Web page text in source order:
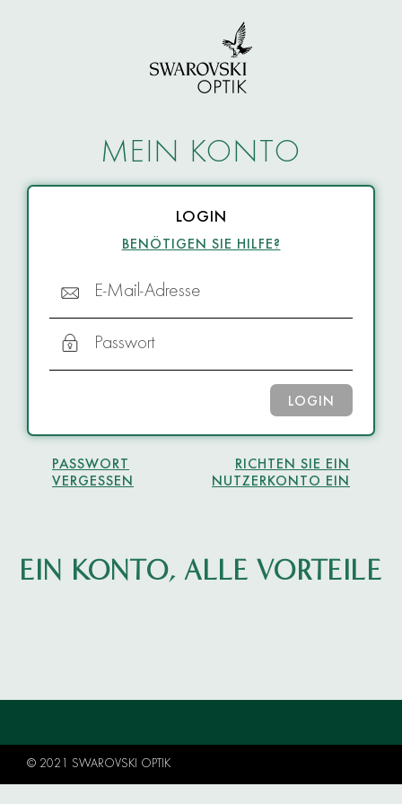
MEIN KONTO
LOGIN
BENÖTIGEN SIE HILFE?
E-Mail-Adresse
Passwort
LOGIN
PASSWORT
VERGESSEN
RICHTEN SIE EIN
NUTZERKONTO EIN
EIN KONTO, ALLE VORTEILE
© 2021 SWAROVSKI OPTIK